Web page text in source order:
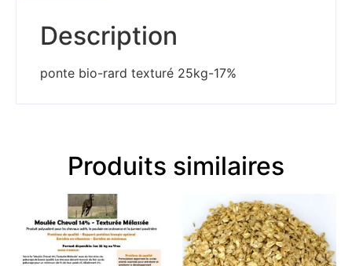
Description
ponte bio-rard texturé 25kg-17%
Produits similaires